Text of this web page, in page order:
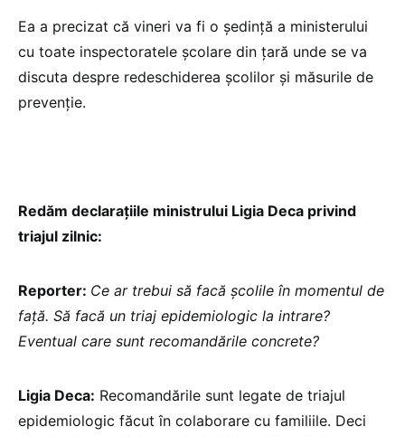
Ea a precizat că vineri va fi o ședință a ministerului
cu toate inspectoratele școlare din țară unde se va
discuta despre redeschiderea școlilor și măsurile de
prevenție.
Redăm declarațiile ministrului Ligia Deca privind
triajul zilnic:
Reporter: Ce ar trebui să facă școlile în momentul de
față. Să facă un triaj epidemiologic la intrare?
Eventual care sunt recomandările concrete?
Ligia Deca: Recomandările sunt legate de triajul
epidemiologic făcut în colaborare cu familiile. Deci